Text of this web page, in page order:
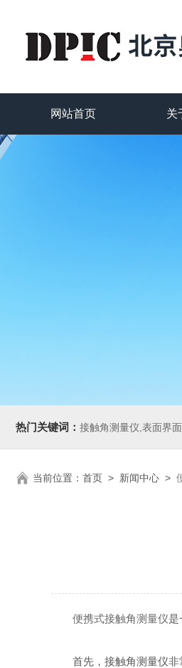
网站首页 关
热门关键词： 接触角测量仪,表面界面张力
当前位置： 首页 > 新闻中心 >
便携式接触角测量仪是
首先，接触角测量仪非常